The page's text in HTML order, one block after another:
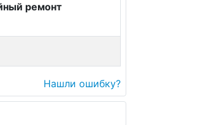
ремонт
Нашли ошибку?